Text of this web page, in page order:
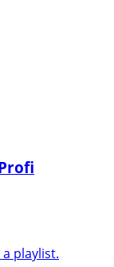
playlist.